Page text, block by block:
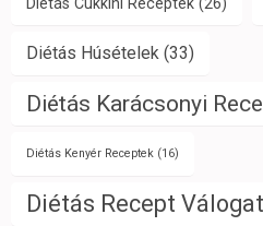
Diétás Húsételek (33)
Diétás Karácsonyi
Diétás Kenyér Receptek (16)
Diétás Recept